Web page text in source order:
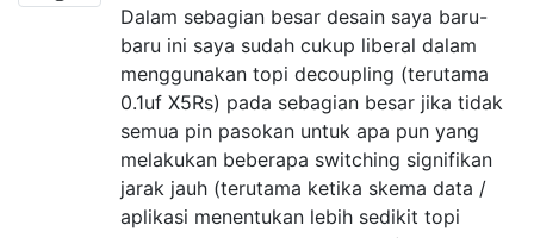
Dalam sebagian besar desain saya baru-
baru ini saya sudah cukup liberal dalam
menggunakan topi decoupling (terutama
0.1uf X5Rs) pada sebagian besar jika tidak
semua pin pasokan untuk apa pun yang
melakukan beberapa switching signifikan
jarak jauh (terutama ketika skema data /
aplikasi menentukan lebih sedikit topi